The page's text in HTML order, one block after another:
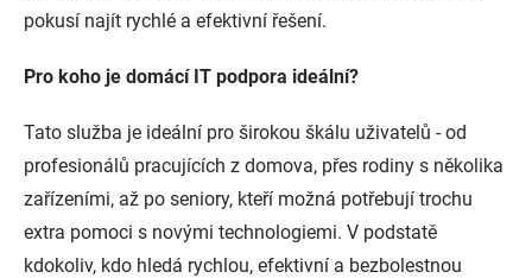
pokusí najít rychlé a efektivní řešení.
Pro koho je domácí IT podpora ideální?
Tato služba je ideální pro širokou škálu uživatelů - od
profesionálů pracujících z domova, přes rodiny s několika
zařízeními, až po seniory, kteří možná potřebují trochu
extra pomoci s novými technologiemi. V podstatě
kdokoliv, kdo hledá rychlou, efektivní a bezbolestnou